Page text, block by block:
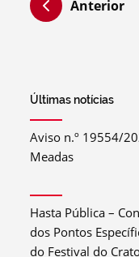
Anterior
Últimas notícias
Aviso n.º 19554/
Meadas
Hasta Pública –
dos Pontos
do Festival do